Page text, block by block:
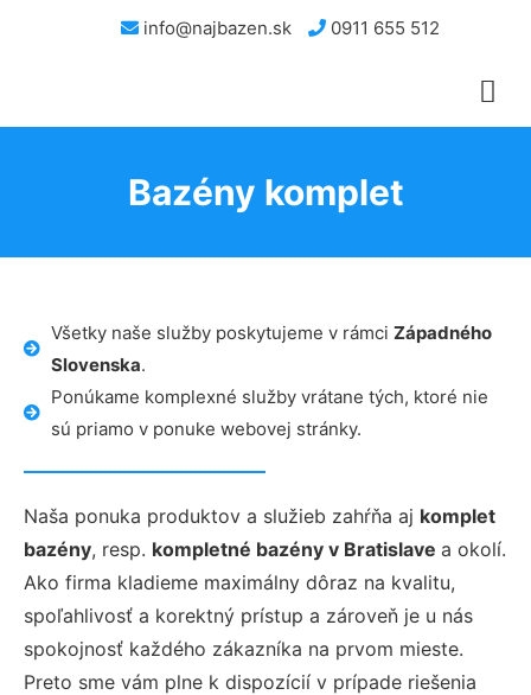
info@najbazen.sk 0911 655 512
Bazény komplet
Všetky naše služby poskytujeme v rámci Západného
Slovenska.
Ponúkame komplexné služby vrátane tých, ktoré nie
sú priamo v ponuke webovej stránky.
Naša ponuka produktov a služieb zahŕňa aj komplet
bazény, resp. kompletné bazény v Bratislave a okolí.
Ako firma kladieme maximálny dôraz na kvalitu,
spoľahlivosť a korektný prístup a zároveň je u nás
spokojnosť každého zákazníka na prvom mieste.
Preto sme vám plne k dispozícií v prípade riešenia